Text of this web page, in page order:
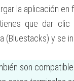
la aplicación en
que dar
(Bluestacks) y se
son